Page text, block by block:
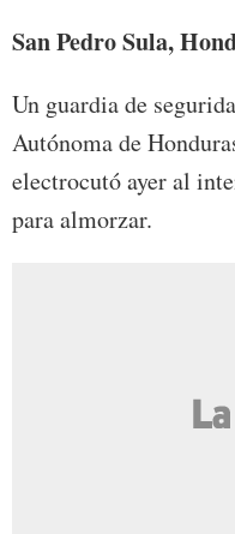
San Pedro Sula,
Un guardia de
Autónoma de
electrocutó ayer al
para almorzar.